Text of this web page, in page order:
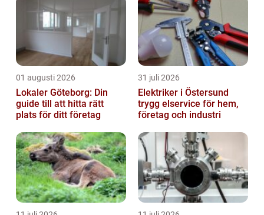
01 augusti 2026
Lokaler Göteborg: Din
guide till att hitta rätt
plats för ditt företag
31 juli 2026
Elektriker i Östersund
trygg elservice för hem,
företag och industri